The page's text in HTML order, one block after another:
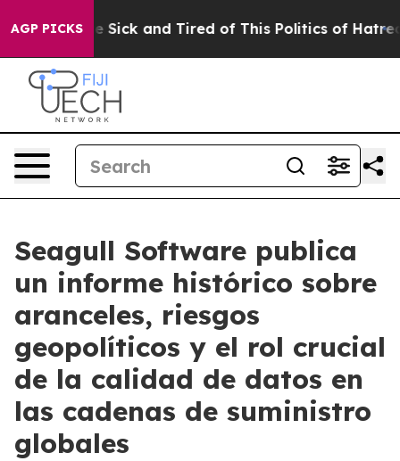
AGP PICKS
Are Sick and Tired of This Politics of Hatred”
Seagull Software publica
un informe histórico sobre
aranceles, riesgos
geopolíticos y el rol crucial
de la calidad de datos en
las cadenas de suministro
globales